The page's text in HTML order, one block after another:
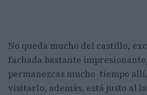
No queda mucho del castillo,
fachada bastante
permanezcas mucho tiempo
visitarlo, además, está justo al